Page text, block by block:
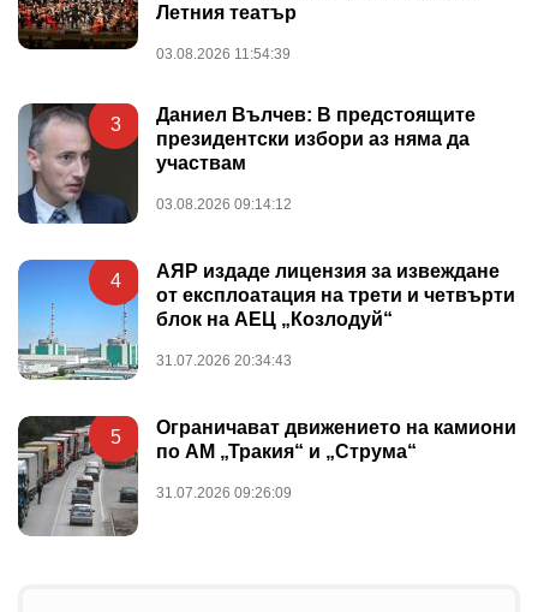
Летния театър
03.08.2026 11:54:39
3
Даниел Вълчев: В предстоящите
президентски избори аз няма да
участвам
03.08.2026 09:14:12
4
АЯР издаде лицензия за извеждане
от експлоатация на трети и четвърти
блок на АЕЦ „Козлодуй“
31.07.2026 20:34:43
5
Ограничават движението на камиони
по АМ „Тракия“ и „Струма“
31.07.2026 09:26:09